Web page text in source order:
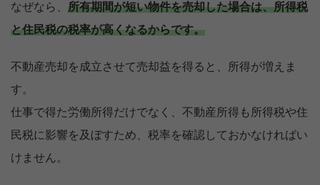
なぜなら、 所有期間が短い物件を売却した場合は、所得税
と住民税の税率が高くなるからです。
不動産売却を成立させて売却益を得ると、所得が増えま
す。
仕事で得た労働所得だけでなく、不動産所得も所得税や住
民税に影響を及ぼすため、税率を確認しておかなければい
けません。